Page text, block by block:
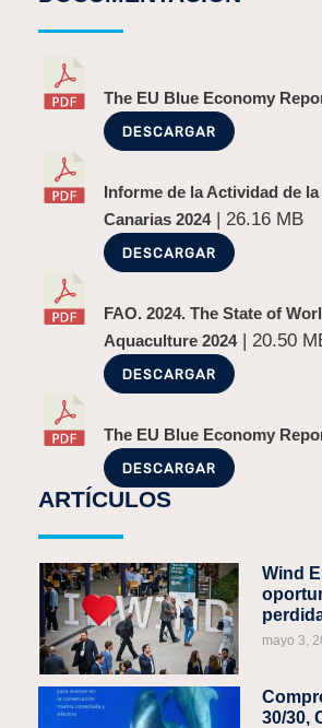
The EU Blue Economy
DESCARGAR
Informe de la Actividad de
Canarias 2024| 26.16 MB
DESCARGAR
FAO. 2024. The State of
Aquaculture 2024| 20.50
DESCARGAR
The EU Blue Economy
DESCARGAR
ARTÍCULOS
Wind
mayo 3,
30/30,